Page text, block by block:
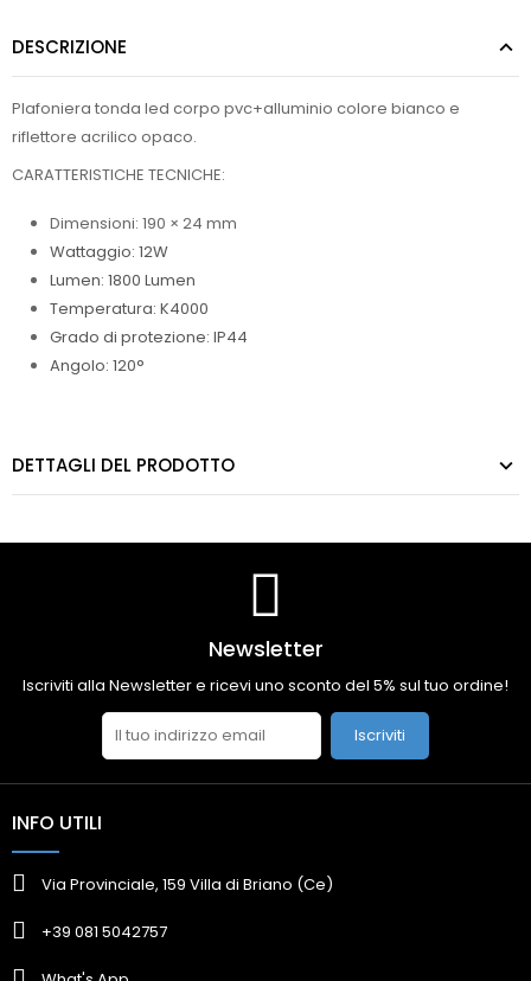
DESCRIZIONE
Plafoniera tonda led corpo pvc+alluminio colore bianco e
riflettore acrilico opaco.
CARATTERISTICHE TECNICHE:
Dimensioni: 190 × 24 mm
Wattaggio: 12W
Lumen: 1800 Lumen
Temperatura: K4000
Grado di protezione: IP44
Angolo: 120°
DETTAGLI DEL PRODOTTO
Newsletter
Iscriviti alla Newsletter e ricevi uno sconto del 5% sul tuo ordine!
Iscriviti
INFO UTILI
Via Provinciale, 159 Villa di Briano (Ce)
+39 081 5042757